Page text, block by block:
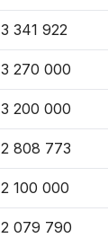
3 341 922
3 270 000
3 200 000
2 808 773
2 100 000
2 079 790